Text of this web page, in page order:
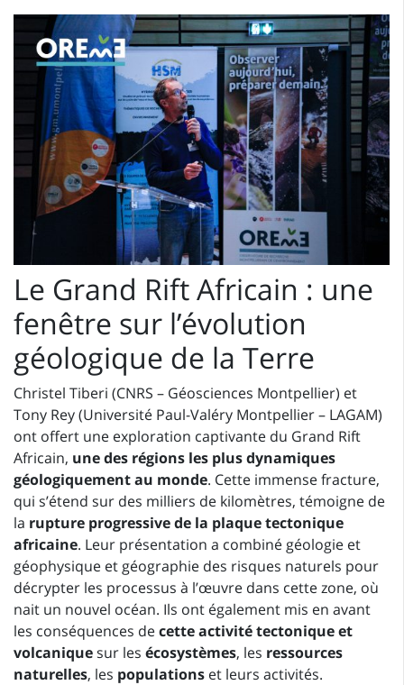
Le Grand Rift Africain : une
fenêtre sur l’évolution
géologique de la Terre
Christel Tiberi (CNRS – Géosciences Montpellier) et
Tony Rey (Université Paul-Valéry Montpellier – LAGAM)
ont offert une exploration captivante du Grand Rift
Africain, une des régions les plus dynamiques
géologiquement au monde. Cette immense fracture,
qui s’étend sur des milliers de kilomètres, témoigne de
la rupture progressive de la plaque tectonique
africaine. Leur présentation a combiné géologie et
géophysique et géographie des risques naturels pour
décrypter les processus à l’œuvre dans cette zone, où
nait un nouvel océan. Ils ont également mis en avant
les conséquences decette activité tectonique et
volcaniquesur les écosystèmes, les ressources
naturelles, les populations et leurs activités.